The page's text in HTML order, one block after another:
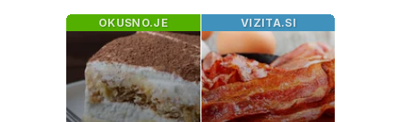
OKUSNO.JE VIZITA.SI